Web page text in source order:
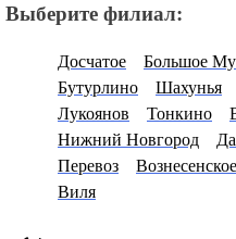
Выберите филиал:
Досчатое Большое
Бутурлино
Шахунья
Лукоянов
Тонкино
Нижний Новгород
Перевоз
Вознесенское
Виля